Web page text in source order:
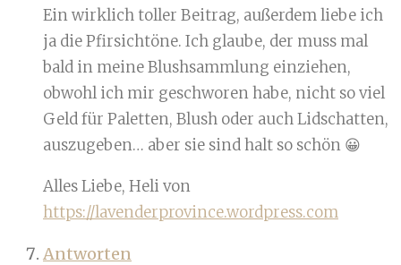
Ein wirklich toller Beitrag, außerdem liebe ich
ja die Pfirsichtöne. Ich glaube, der muss mal
bald in meine Blushsammlung einziehen,
obwohl ich mir geschworen habe, nicht so viel
Geld für Paletten, Blush oder auch Lidschatten,
auszugeben… aber sie sind halt so schön 😀
Alles Liebe, Heli von
https://lavenderprovince.wordpress.com
Antworten